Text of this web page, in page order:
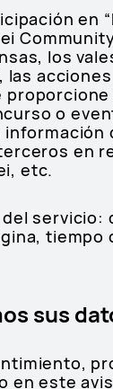
en
los
las
o
en
etc.
servicio:
tiempo
sus
en este